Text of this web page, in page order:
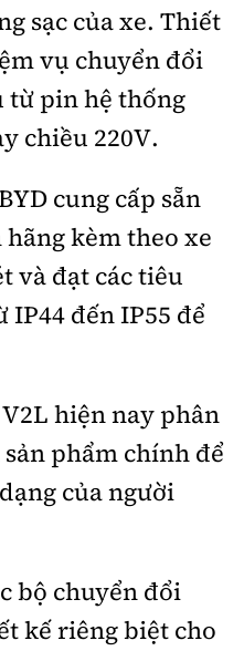
sạc của xe. Thiết
vụ chuyển đổi
từ pin hệ thống
chiều 220V.
cung cấp sẵn
kèm theo xe
và đạt các tiêu
đến IP55 để
hiện nay phân
phẩm chính để
của người
bộ chuyển đổi
kế riêng biệt cho